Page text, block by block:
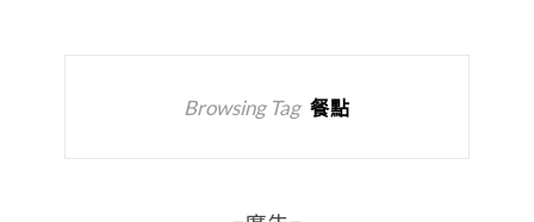
Browsing Tag 餐點